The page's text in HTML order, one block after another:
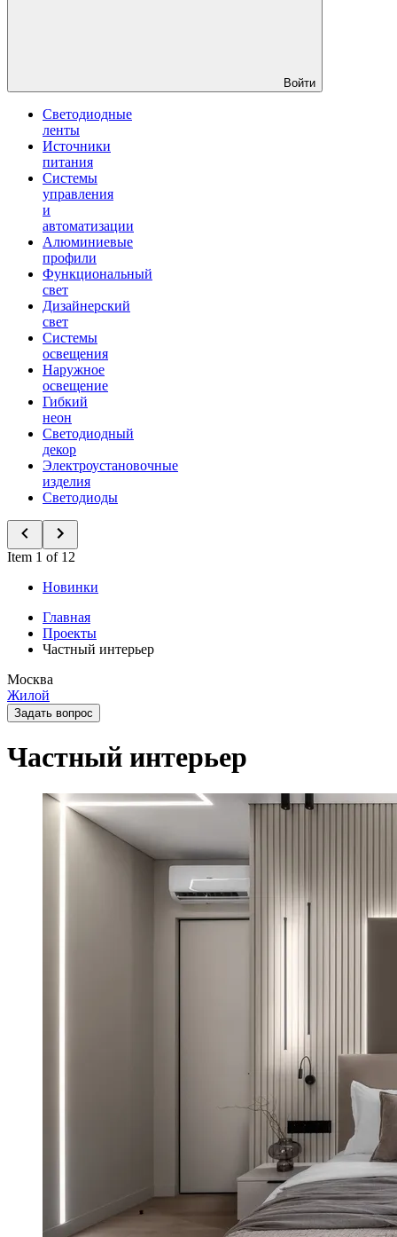
Войти
Светодиодные
ленты
Источники
питания
Системы
управления
и
автоматизации
Алюминиевые
профили
Функциональный
свет
Дизайнерский
свет
Системы
освещения
Наружное
освещение
Гибкий
неон
Светодиодный
декор
Электроустановочные
изделия
Светодиоды
Item 1 of 12
Новинки
Главная
Проекты
Частный интерьер
Москва
Жилой
Задать вопрос
Частный интерьер